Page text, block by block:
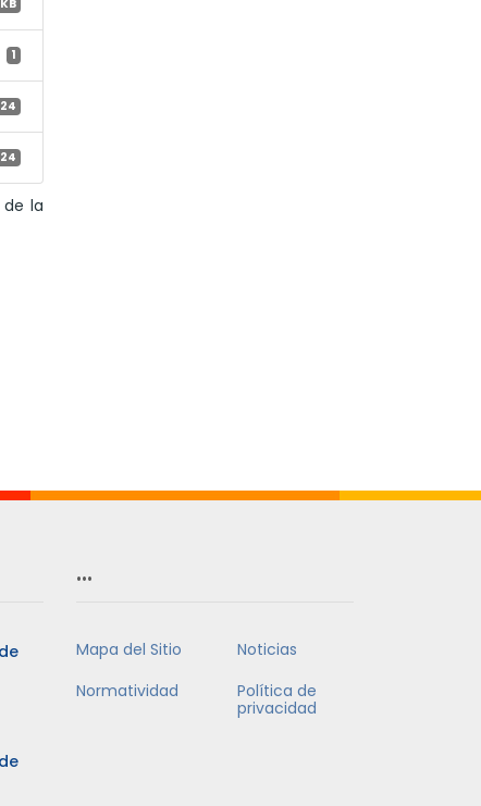
1
la
…
Mapa del Sitio
Noticias
Normatividad
Política de
privacidad